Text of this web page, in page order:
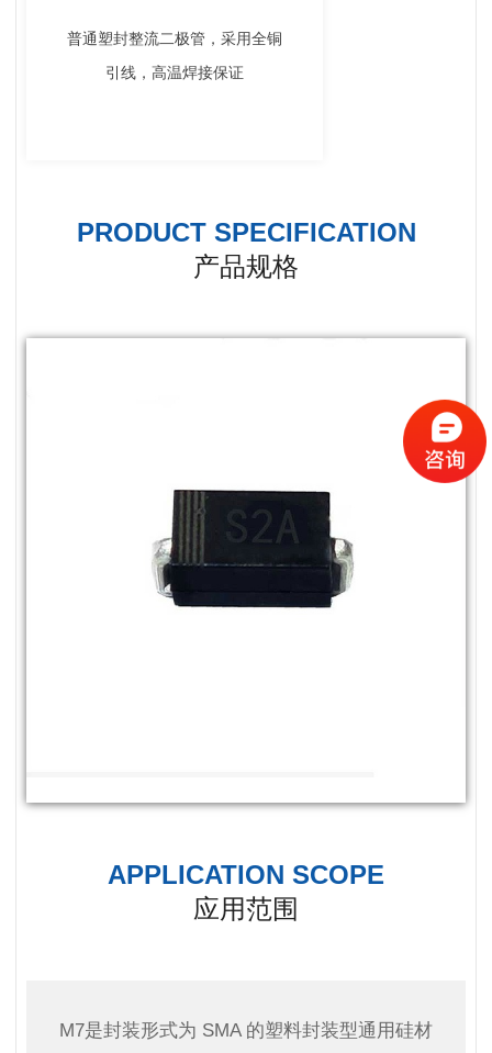
普通塑封整流二极管，采用全铜
引线，高温焊接保证
PRODUCT SPECIFICATION
产品规格
APPLICATION SCOPE
应用范围
M7是封装形式为 SMA 的塑料封装型通用硅材